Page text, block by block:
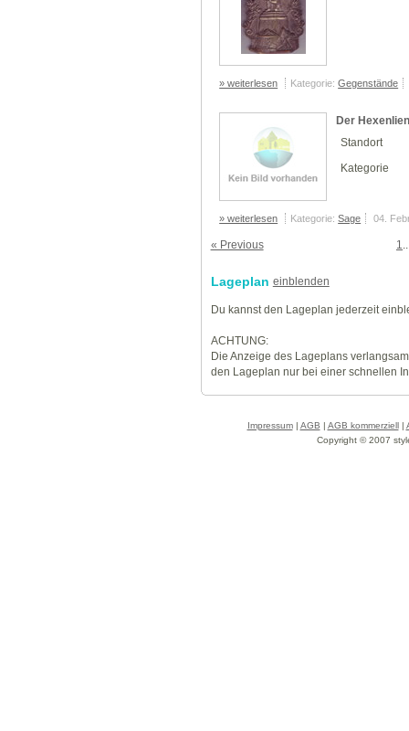
» weiterlesen Kategorie:Gegenstände
Der
Standort
Kategorie
» weiterlesen Kategorie:Sage 04.
« Previous 1
Lageplan einblenden
Du kannst den Lageplan jederzeit
ACHTUNG:
Die Anzeige des Lageplans
den Lageplan nur bei einer schnellen
Impressum| AGB | AGB kommerziell|
Copyright © 2007